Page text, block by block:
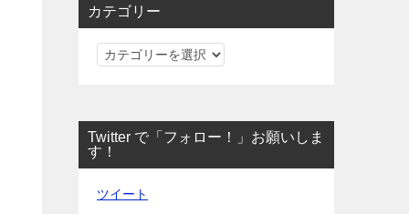
カテゴリー
カ
リ
ー
Twitter で「フォロー！」お願いしま
す！
ツイート